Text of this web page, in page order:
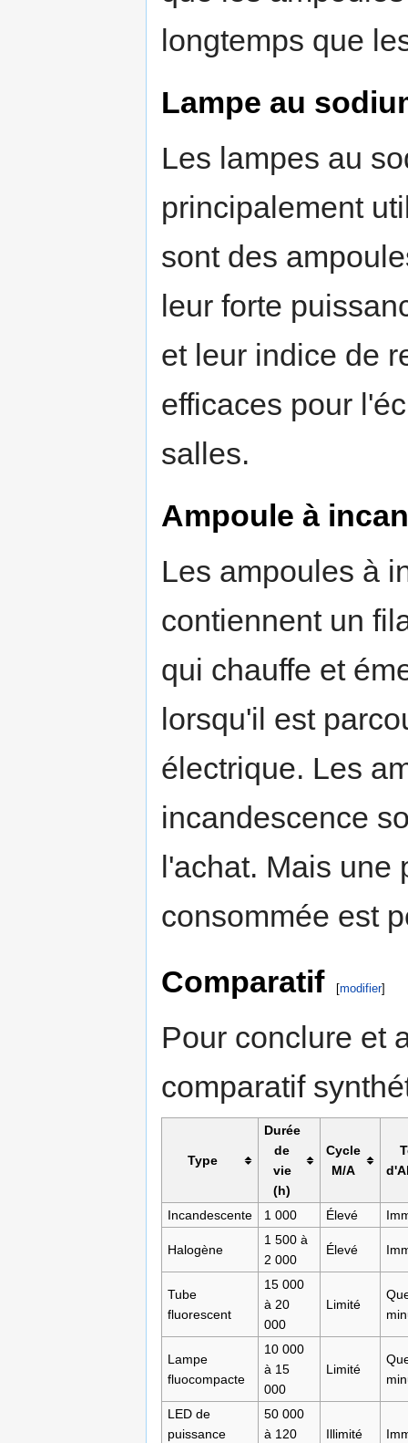
longtemps que
Lampe au
Les lampes au
principalement
sont des
leur forte
et leur indice de
efficaces pour
salles.
Ampoule à
Les ampoules à
contiennent un
qui chauffe et
lorsqu'il est
électrique. Les
incandescence
l'achat. Mais une
consommée est
Comparatif
[modifier]
Pour conclure et
comparatif
Type
Durée
de
vie
(h)
Cycle
M/A
Incandescente 1 000 Élevé
Halogène
1 500 à
2 000
Élevé
Tube
fluorescent
15 000
à 20
000
Limité
Lampe
fluocompacte
10 000
à 15
000
Limité
LED de
puissance
50 000
à 120
Illimité